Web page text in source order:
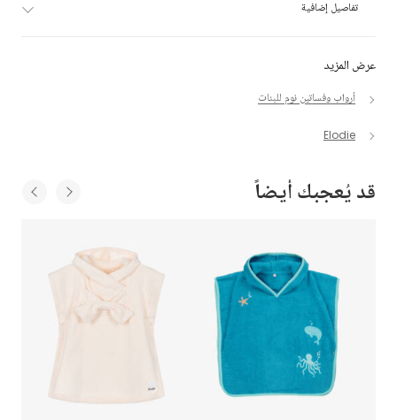
عرض المزيد
أرواب وفساتين نوم للبنات
Elodie
تفاصيل إضافية
قد يُعجبك أيضاً